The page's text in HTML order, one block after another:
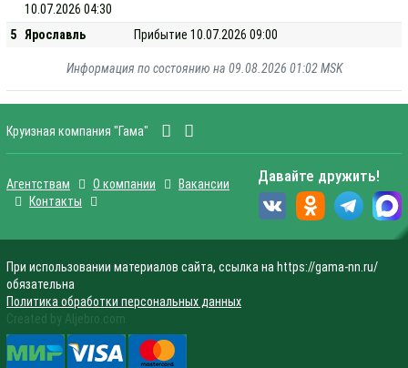
10.07.2026 04:30
5 Ярославль Прибытие 10.07.2026 09:00
Информация по состоянию на 09.08.2026 01:02 MSK
Круизная компания "Гама"
Агентствам О компании
Вакансии
Контакты
Давайте дружить!
При использовании материалов сайта, ссылка на https://gama-nn.ru/
обязательна
Политика обработки персональных данных
Created by Aljebro.com